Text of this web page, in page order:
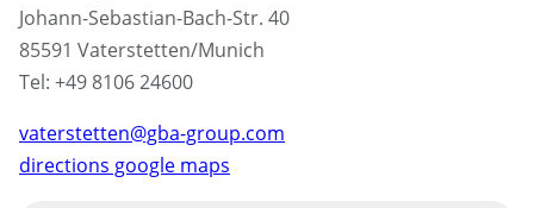
Johann-Sebastian-Bach-Str. 40
85591 Vaterstetten/Munich
Tel: +49 8106 24600
vaterstetten@gba-group.com
directions google maps